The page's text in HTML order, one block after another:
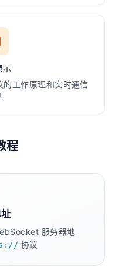
示
工作原理和实时通信
程
服务器地
协议